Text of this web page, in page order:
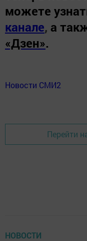
можете
канале, а
«Дзен».
Новости СМИ2
Перейти
НОВОСТИ